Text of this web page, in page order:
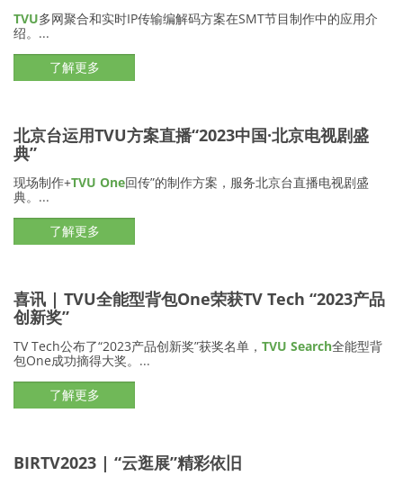
TVU多网聚合和实时IP传输编解码方案在SMT节目制作中的应用介
绍。...
了解更多
北京台运用TVU方案直播“2023中国·北京电视剧盛
典”
现场制作+TVU One回传”的制作方案，服务北京台直播电视剧盛
典。...
了解更多
喜讯 | TVU全能型背包One荣获TV Tech “2023产品
创新奖”
TV Tech公布了“2023产品创新奖”获奖名单， TVU Search全能型背
包One成功摘得大奖。...
了解更多
BIRTV2023 | “云逛展”精彩依旧